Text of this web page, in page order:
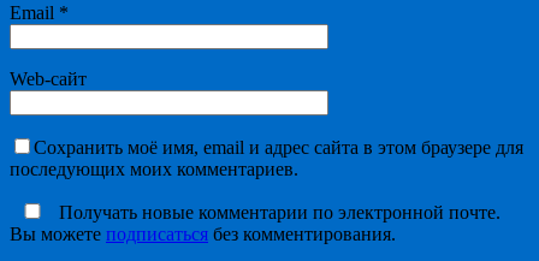
Email *
Web-сайт
Сохранить моё имя, email и адрес сайта в этом браузере для
последующих моих комментариев.
Получать новые комментарии по электронной почте.
Вы можете подписаться без комментирования.